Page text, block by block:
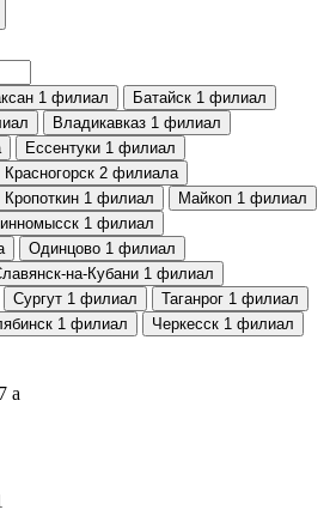
1 филиал Батайск 1 филиал
Владикавказ 1 филиал
Ессентуки 1 филиал
Красногорск 2 филиала
Кропоткин 1 филиал Майкоп 1 филиал
1 филиал
Одинцово 1 филиал
на-Кубани 1 филиал
Сургут 1 филиал Таганрог 1 филиал
1 филиал Черкесск 1 филиал
а